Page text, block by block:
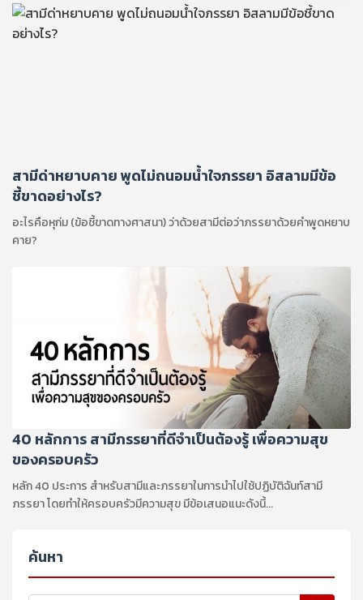
สามีด่าหยาบคาย พูดไม่ถนอมน้ำใจภรรยา อิสลามมีข้อ
ชี้ขาดอย่างไร?
อะไรคือหุก่ม (ข้อชี้ขาดทางศาสนา) ว่าด้วยสามีต่อว่าภรรยาด้วยคำพูดหยาบ
คาย?
40 หลักการ สามีภรรยาที่ดีจำเป็นต้องรู้ เพื่อความสุข
ของครอบครัว
หลัก 40 ประการ สำหรับสามีและภรรยาในการนำไปใช้ปฏิบัติฉันท์สามี
ภรรยา โดยทำให้ครอบครัวมีความสุข มีข้อเสนอแนะดังนี้...
ค้นหา